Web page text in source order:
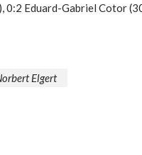
0:2 Eduard-Gabriel Cotor
Elgert